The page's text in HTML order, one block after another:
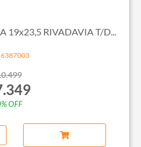
19x23,5 RIVADAVIA T/D...
6387003
OFF